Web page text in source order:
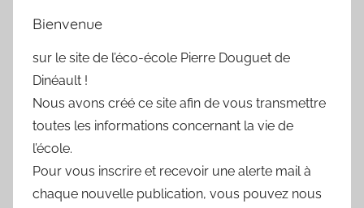
Bienvenue
sur le site de l’éco-école Pierre Douguet de
Dinéault !
Nous avons créé ce site afin de vous transmettre
toutes les informations concernant la vie de
l’école.
Pour vous inscrire et recevoir une alerte mail à
chaque nouvelle publication, vous pouvez nous